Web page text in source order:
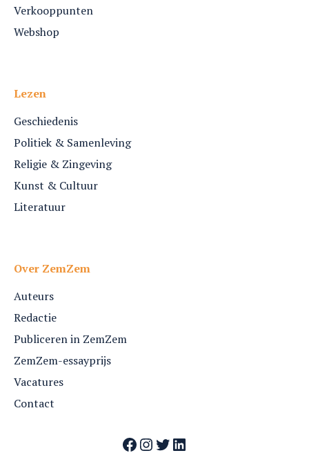
Verkooppunten
Webshop
Lezen
Geschiedenis
Politiek & Samenleving
Religie & Zingeving
Kunst & Cultuur
Literatuur
Over ZemZem
Auteurs
Redactie
Publiceren in ZemZem
ZemZem-essayprijs
Vacatures
Contact
Facebook
Instagram
Twitter
LinkedIn